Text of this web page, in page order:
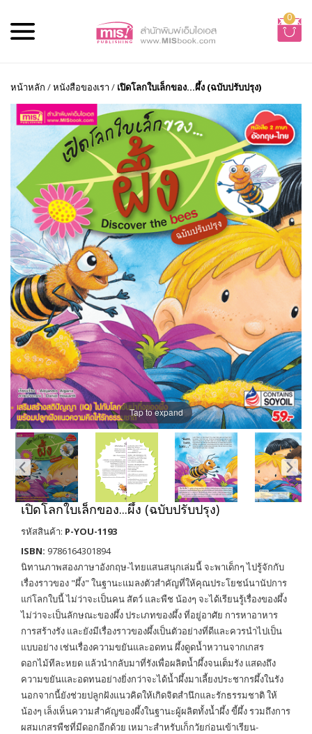
0
หน้าหลัก /หนังสือของเรา / เปิดโลกใบเล็กของ...ผึ้ง (ฉบับปรับปรุง)
Tap to expand
เปิดโลกใบเล็กของ...ผึ้ง (ฉบับปรับปรุง)
รหัสสินค้า: P-YOU-1193
ISBN: 9786164301894
นิทานภาพสองภาษาอังกฤษ-ไทยแสนสนุกเล่มนี้ จะพาเด็กๆ ไปรู้จักกับ
เรื่องราวของ "ผึ้ง" ในฐานะแมลงตัวสำคัญที่ให้คุณประโยชน์นานัปการ
แก่โลกใบนี้ ไม่ว่าจะเป็นคน สัตว์ และพืช น้องๆ จะได้เรียนรู้เรื่องของผึ้ง
ไม่ว่าจะเป็นลักษณะของผึ้ง ประเภทของผึ้ง ที่อยู่อาศัย การหาอาหาร
การสร้างรัง และยังมีเรื่องราวของผึ้งเป็นตัวอย่างที่ดีและควรนำไปเป็น
แบบอย่าง เช่นเรื่องความขยันและอดทน ผึ้งดูดน้ำหวานจากเกสร
ดอกไม้ทีละหยด แล้วนำกลับมาที่รังเพื่อผลิตน้ำผึ้งจนเต็มรัง แสดงถึง
ความขยันและอดทนอย่างยิ่งกว่าจะได้น้ำผึ้งมาเลี้ยงประชากรผึ้งในรัง
นอกจากนี้ยังช่วยปลูกฝังแนวคิดให้เกิดจิตสำนึกและรักธรรมชาติ ให้
น้องๆ เล็งเห็นความสำคัญของผึ้งในฐานะผู้ผลิตทั้งน้ำผึ้ง ขี้ผึ้ง รวมถึงการ
ผสมเกสรพืชที่มีดอกอีกด้วย เหมาะสำหรับเก็กวัยก่อนเข้าเรียน-